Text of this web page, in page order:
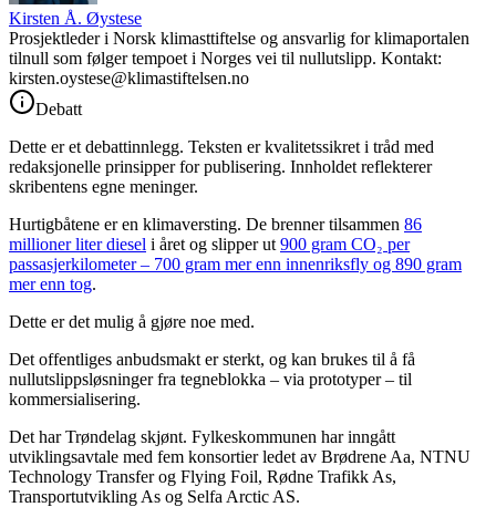
Kirsten Å. Øystese
Prosjektleder i Norsk klimasttiftelse og ansvarlig for klimaportalen
tilnull som følger tempoet i Norges vei til nullutslipp. Kontakt:
kirsten.oystese@klimastiftelsen.no
Debatt
Dette er et debattinnlegg. Teksten er kvalitetssikret i tråd med
redaksjonelle prinsipper for publisering. Innholdet reflekterer
skribentens egne meninger.
Hurtigbåtene er en klimaversting. De brenner tilsammen 86
millioner liter diesel i året og slipper ut 900 gram CO₂ per
passasjerkilometer – 700 gram mer enn innenriksfly og 890 gram
mer enn tog.
Dette er det mulig å gjøre noe med.
Det offentliges anbudsmakt er sterkt, og kan brukes til å få
nullutslippsløsninger fra tegneblokka – via prototyper – til
kommersialisering.
Det har Trøndelag skjønt. Fylkeskommunen har inngått
utviklingsavtale med fem konsortier ledet av Brødrene Aa, NTNU
Technology Transfer og Flying Foil, Rødne Trafikk As,
Transportutvikling As og Selfa Arctic AS.